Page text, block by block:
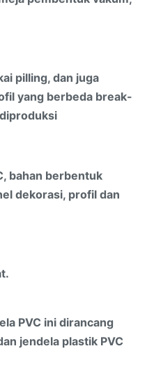
pilling, dan juga
yang berbeda break-
bahan berbentuk
dekorasi, profil dan
PVC ini dirancang
jendela plastik PVC